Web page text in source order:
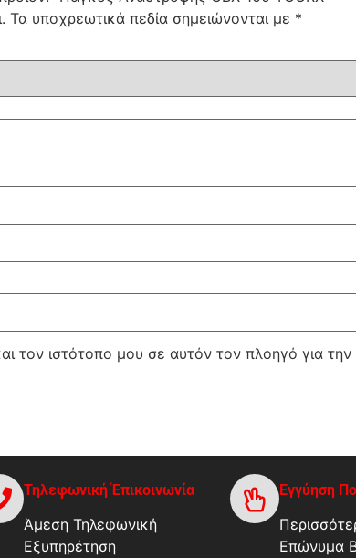
Τα υποχρεωτικά πεδία σημειώνονται με *
τον ιστότοπο μου σε αυτόν τον πλοηγό για
Τηλεφωνική Έπικοινωνία
Άμεση Τηλεφωνική
Εξυπηρέτηση
Εγγύηση
Επώνυμα